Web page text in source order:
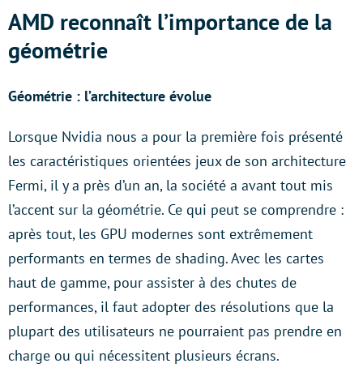
AMD reconnaît l’importance de la
géométrie
Géométrie : l’architecture évolue
Lorsque Nvidia nous a pour la première fois présenté
les caractéristiques orientées jeux de son architecture
Fermi, il y a près d’un an, la société a avant tout mis
l’accent sur la géométrie. Ce qui peut se comprendre :
après tout, les GPU modernes sont extrêmement
performants en termes de shading. Avec les cartes
haut de gamme, pour assister à des chutes de
performances, il faut adopter des résolutions que la
plupart des utilisateurs ne pourraient pas prendre en
charge ou qui nécessitent plusieurs écrans.